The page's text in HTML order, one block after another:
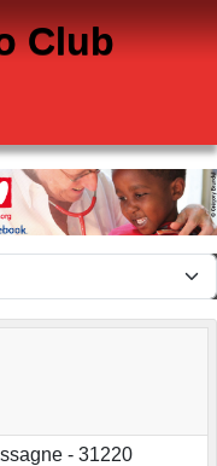
Club
- 31220